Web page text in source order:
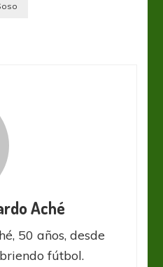
Aché
50 años, desde
fútbol.